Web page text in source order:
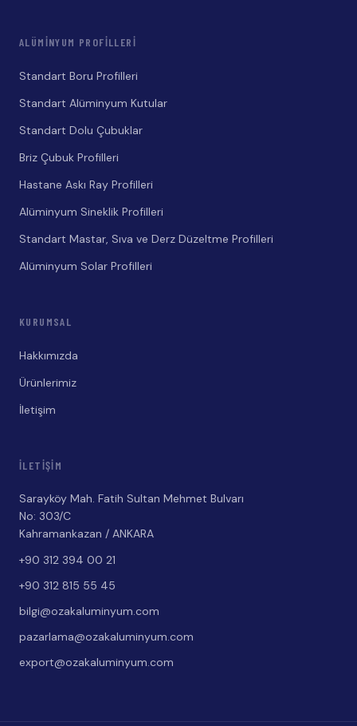
ALÜMINYUM PROFILLERI
Standart Boru Profilleri
Standart Alüminyum Kutular
Standart Dolu Çubuklar
Briz Çubuk Profilleri
Hastane Askı Ray Profilleri
Alüminyum Sineklik Profilleri
Standart Mastar, Sıva ve Derz Düzeltme Profilleri
Alüminyum Solar Profilleri
KURUMSAL
Hakkımızda
Ürünlerimiz
İletişim
İLETIŞIM
Sarayköy Mah. Fatih Sultan Mehmet Bulvarı
No: 303/C
Kahramankazan / ANKARA
+90 312 394 00 21
+90 312 815 55 45
bilgi@ozakaluminyum.com
pazarlama@ozakaluminyum.com
export@ozakaluminyum.com